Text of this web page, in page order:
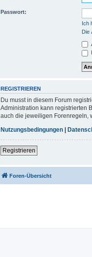
Passwort:
Ich
Die
REGISTRIEREN
Du musst in diesem Forum
Administration kann registrierten
auch die jeweiligen Forenregeln,
Nutzungsbedingungen
Registrieren
Foren-Übersicht